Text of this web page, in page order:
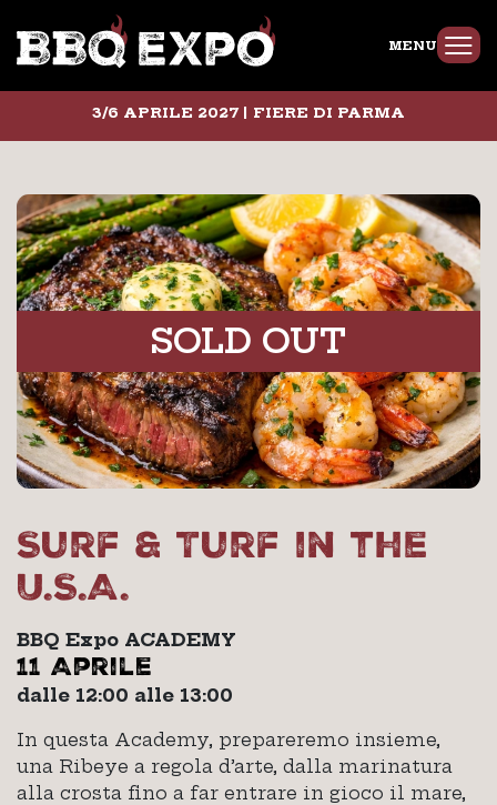
MENU
3/6 APRILE 2027 | FIERE DI PARMA
SOLD OUT
Surf & Turf in the
U.S.A.
BBQ Expo ACADEMY
11 Aprile
dalle 12:00 alle 13:00
In questa Academy, prepareremo insieme,
una Ribeye a regola d’arte, dalla marinatura
alla crosta fino a far entrare in gioco il mare,